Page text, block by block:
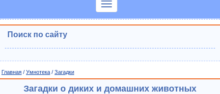
Показать
Поиск по сайту
Главная / Умнотека / Загадки
Загадки о диких и домашних животных